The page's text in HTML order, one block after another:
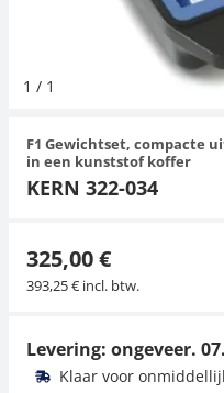
1 / 1
F1 Gewichtset, compacte
in een kunststof koffer
KERN 322-034
325,00 €
393,25 € incl. btw.
Levering: ongeveer.
Klaar voor
Hangende weegschalen
Bankweegschaal
Weegschaal inclusief
Spannings- en
Videomicroscopen
Microscoop camera's
Toepassingen voor experts
Newton-gewichten
Geluidsniveaumeter
Accessoires